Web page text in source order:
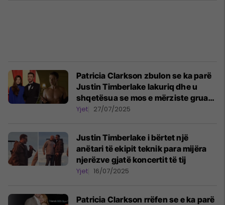
Patricia Clarkson zbulon se ka parë
Justin Timberlake lakuriq dhe u
shqetësua se mos e mërziste gruan
e tij, Jessica Biel
Yjet 27/07/2025
Justin Timberlake i bërtet një
anëtari të ekipit teknik para mijëra
njerëzve gjatë koncertit të tij
Yjet 16/07/2025
Patricia Clarkson rrëfen se e ka parë